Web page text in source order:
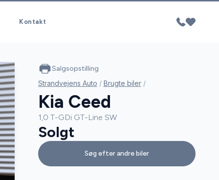
Kontakt
Salgsopstilling
Strandvejens Auto / Brugte biler /
Kia Ceed
1,0 T-GDi GT-Line SW
Solgt
Søg efter andre biler